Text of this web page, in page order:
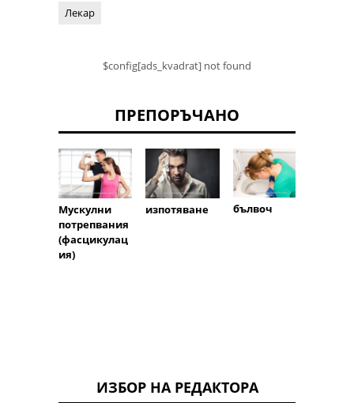
Лекар
$config[ads_kvadrat] not found
ПРЕПОРЪЧАНО
Мускулни
потрепвания
(фасцикулац
ия)
изпотяване бълвоч
ИЗБОР НА РЕДАКТОРА